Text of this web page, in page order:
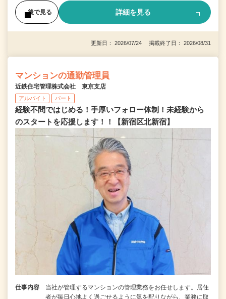
後で見る 詳細を見る
更新日： 2026/07/24 掲載終了日： 2026/08/31
マンションの通勤管理員
近鉄住宅管理株式会社 東京支店
アルバイト パート
経験不問ではじめる！手厚いフォロー体制！未経験から
のスタートを応援します！！【新宿区北新宿】
仕事内容
当社が管理するマンションの管理業務をお任せします。居住
者が毎日心地よく過ごせるように気を配りながら、業務に取